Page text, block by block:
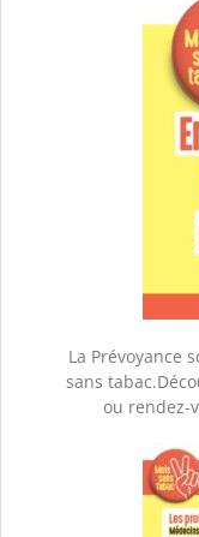
La Prévoyance
sans
ou rendez-